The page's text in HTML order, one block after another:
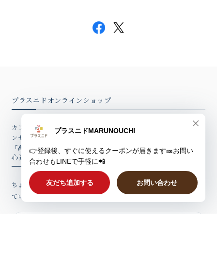
プラスニドオンラインショップ
カラダ、ホットに。「冷えに悩む女性の体感温度を2度上げる」をコ
ンセプトとしたココロとカラダが温まるはらまきやバスソルトなど、
「高品質アイテム」を心込めてお届けしています。
心込めたウィークリーレター
ちょっとしたお話、新製品情報やお得なクーポンを心込めてお届けし
ていますのでぜひご登録ください。